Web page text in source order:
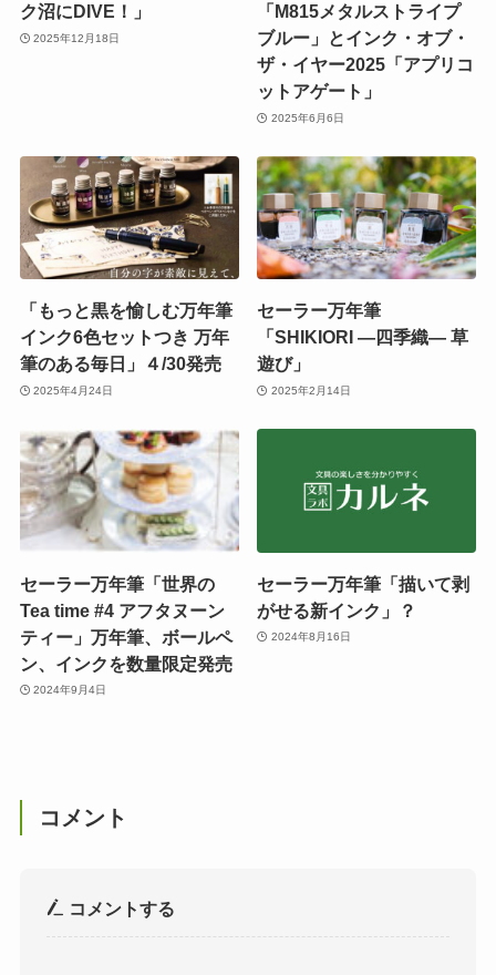
ク沼にDIVE！」
2025年12月18日
「M815メタルストライプ
ブルー」とインク・オブ・
ザ・イヤー2025「アプリコ
ットアゲート」
2025年6月6日
「もっと黒を愉しむ万年筆
インク6色セットつき 万年
筆のある毎日」４/30発売
2025年4月24日
セーラー万年筆
「SHIKIORI ―四季織― 草
遊び」
2025年2月14日
セーラー万年筆「世界の
Tea time #4 アフタヌーン
ティー」万年筆、ボールペ
ン、インクを数量限定発売
2024年9月4日
セーラー万年筆「描いて剥
がせる新インク」？
2024年8月16日
コメント
コメントする